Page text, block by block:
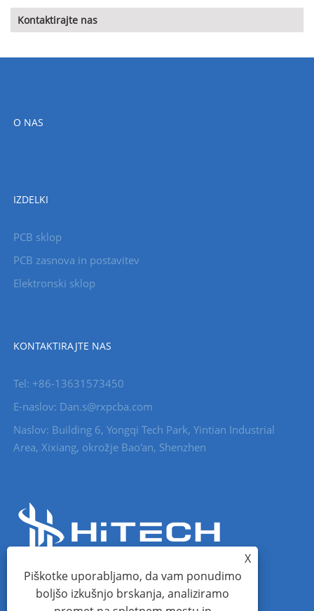
Kontaktirajte nas
O NAS
IZDELKI
PCB sklop
PCB zasnova in postavitev
Elektronski sklop
KONTAKTIRAJTE NAS
Tel: +86-13631573450
E-naslov: Dan.s@rxpcba.com
Naslov: Building 6, Yongqi Tech Park, Yintian Industrial
Area, Xixiang, okrožje Bao'an, Shenzhen
X
Piškotke uporabljamo, da vam ponudimo
boljšo izkušnjo brskanja, analiziramo